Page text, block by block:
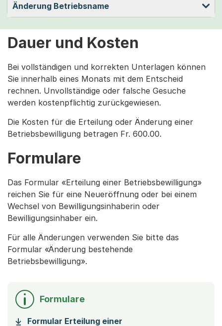
Änderung Betriebsname
Dauer und Kosten
Bei vollständigen und korrekten Unterlagen können
Sie innerhalb eines Monats mit dem Entscheid
rechnen. Unvollständige oder falsche Gesuche
werden kostenpflichtig zurückgewiesen.
Die Kosten für die Erteilung oder Änderung einer
Betriebsbewilligung betragen Fr. 600.00.
Formulare
Das Formular «Erteilung einer Betriebsbewilligung»
reichen Sie für eine Neueröffnung oder bei einem
Wechsel von Bewilligungsinhaberin oder
Bewilligungsinhaber ein.
Für alle Änderungen verwenden Sie bitte das
Formular «Änderung bestehende
Betriebsbewilligung».
Formulare
Formular Erteilung einer